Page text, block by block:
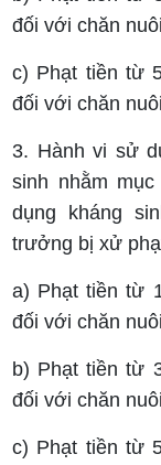
đối với chăn
c) Phạt tiền từ
đối với chăn
3. Hành vi sử
sinh nhằm
dụng kháng
trưởng bị xử
a) Phạt tiền từ
đối với chăn
b) Phạt tiền từ
đối với chăn
c) Phạt tiền từ